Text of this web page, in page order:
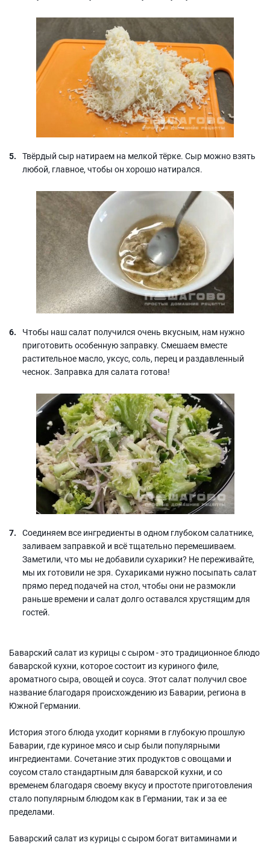
Твёрдый сыр натираем на мелкой тёрке. Сыр можно взять
любой, главное, чтобы он хорошо натирался.
Чтобы наш салат получился очень вкусным, нам нужно
приготовить особенную заправку. Смешаем вместе
растительное масло, уксус, соль, перец и раздавленный
чеснок. Заправка для салата готова!
Соединяем все ингредиенты в одном глубоком салатнике,
заливаем заправкой и всё тщательно перемешиваем.
Заметили, что мы не добавили сухарики? Не переживайте,
мы их готовили не зря. Сухариками нужно посыпать салат
прямо перед подачей на стол, чтобы они не размокли
раньше времени и салат долго оставался хрустящим для
гостей.
Баварский салат из курицы с сыром - это традиционное блюдо
баварской кухни, которое состоит из куриного филе,
ароматного сыра, овощей и соуса. Этот салат получил свое
название благодаря происхождению из Баварии, региона в
Южной Германии.
История этого блюда уходит корнями в глубокую прошлую
Баварии, где куриное мясо и сыр были популярными
ингредиентами. Сочетание этих продуктов с овощами и
соусом стало стандартным для баварской кухни, и со
временем благодаря своему вкусу и простоте приготовления
стало популярным блюдом как в Германии, так и за ее
пределами.
Баварский салат из курицы с сыром богат витаминами и